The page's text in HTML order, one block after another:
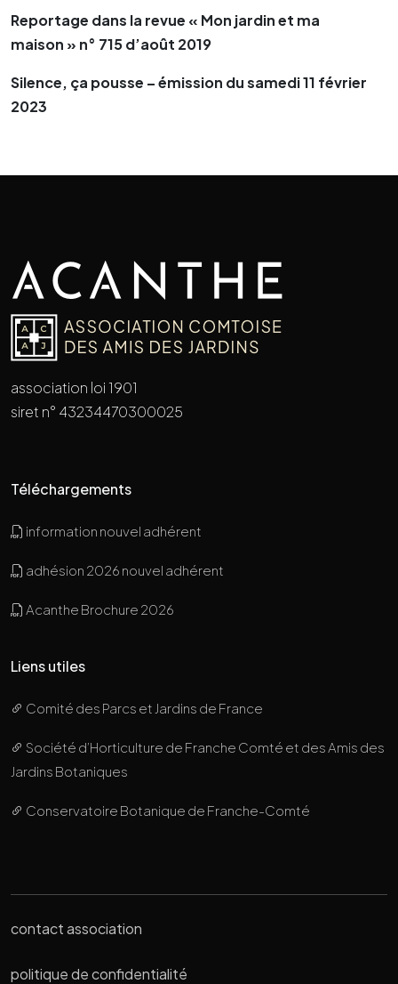
Reportage dans la revue « Mon jardin et ma
maison » n° 715 d’août 2019
Silence, ça pousse – émission du samedi 11 février
2023
association loi 1901
siret n° 43234470300025
Téléchargements
information nouvel adhérent
adhésion 2026 nouvel adhérent
Acanthe Brochure 2026
Liens utiles
Comité des Parcs et Jardins de France
Société d’Horticulture de Franche Comté et des Amis des
Jardins Botaniques
Conservatoire Botanique de Franche-Comté
contact association
politique de confidentialité